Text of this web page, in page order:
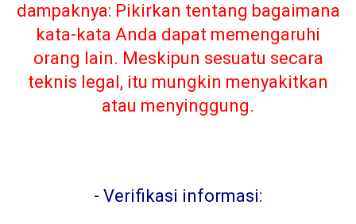
dampaknya: Pikirkan tentang bagaimana
kata-kata Anda dapat memengaruhi
orang lain. Meskipun sesuatu secara
teknis legal, itu mungkin menyakitkan
atau menyinggung.
- Verifikasi informasi: